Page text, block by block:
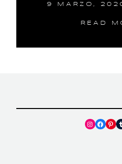
9 MARZO,
READ
Instagram